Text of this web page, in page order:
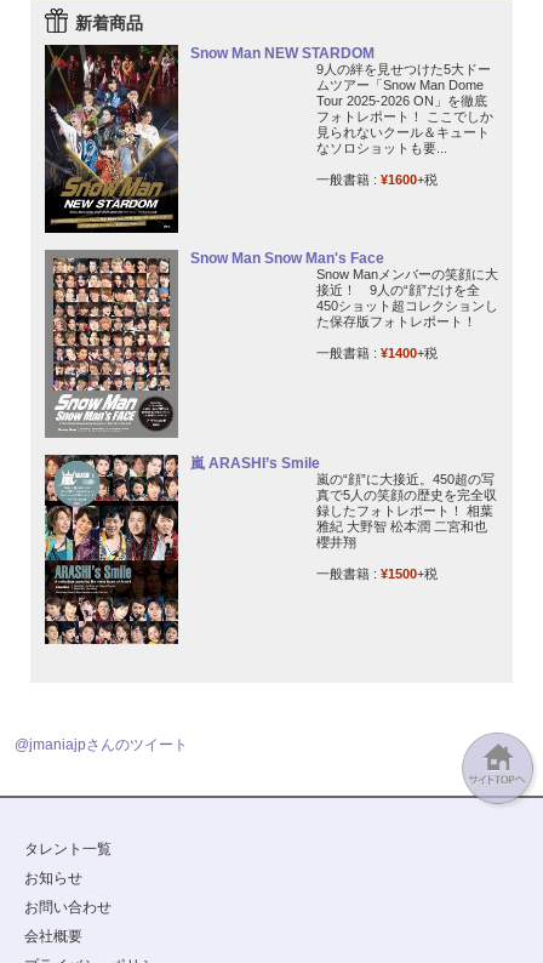
新着商品
Snow Man NEW STARDOM
9人の絆を見せつけた5大ドー
ムツアー「Snow Man Dome
Tour 2025-2026 ON」を徹底
フォトレポート！ ここでしか
見られないクール＆キュート
なソロショットも要...
一般書籍 : ¥1600+税
Snow Man Snow Man's Face
Snow Manメンバーの笑顔に大
接近！ 9人の“顔”だけを全
450ショット超コレクションし
た保存版フォトレポート！
一般書籍 : ¥1400+税
嵐 ARASHI’s Smile
嵐の“顔”に大接近。450超の写
真で5人の笑顔の歴史を完全収
録したフォトレポート！ 相葉
雅紀 大野智 松本潤 二宮和也
櫻井翔
一般書籍 : ¥1500+税
@jmaniajpさんのツイート
タレント一覧
お知らせ
お問い合わせ
会社概要